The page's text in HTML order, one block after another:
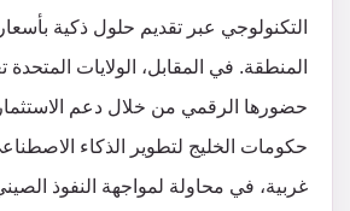
التكنولوجي عبر تقديم حلول ذكية
المنطقة. في المقابل، الولايات
حضورها الرقمي من خلال دعم
حكومات الخليج لتطوير الذكاء
غربية، في محاولة لمواجهة النفوذ